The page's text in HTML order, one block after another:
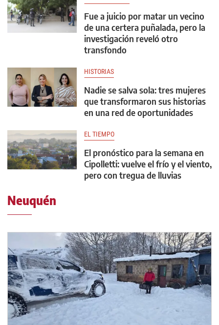
Fue a juicio por matar un vecino
de una certera puñalada, pero la
investigación reveló otro
transfondo
HISTORIAS
Nadie se salva sola: tres mujeres
que transformaron sus historias
en una red de oportunidades
EL TIEMPO
El pronóstico para la semana en
Cipolletti: vuelve el frío y el viento,
pero con tregua de lluvias
Neuquén